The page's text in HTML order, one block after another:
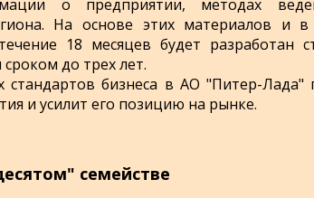
о предприятии, методах
На основе этих материалов и в
18 месяцев будет разработан
до трех лет.
стандартов бизнеса в АО "Питер-Лада"
и усилит его позицию на рынке.
семействе